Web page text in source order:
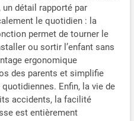
détail rapporté par
le quotidien : la
permet de tourner le
ou sortir l’enfant sans
ergonomique
des parents et simplifie
Enfin, la vie de
accidents, la facilité
est entièrement